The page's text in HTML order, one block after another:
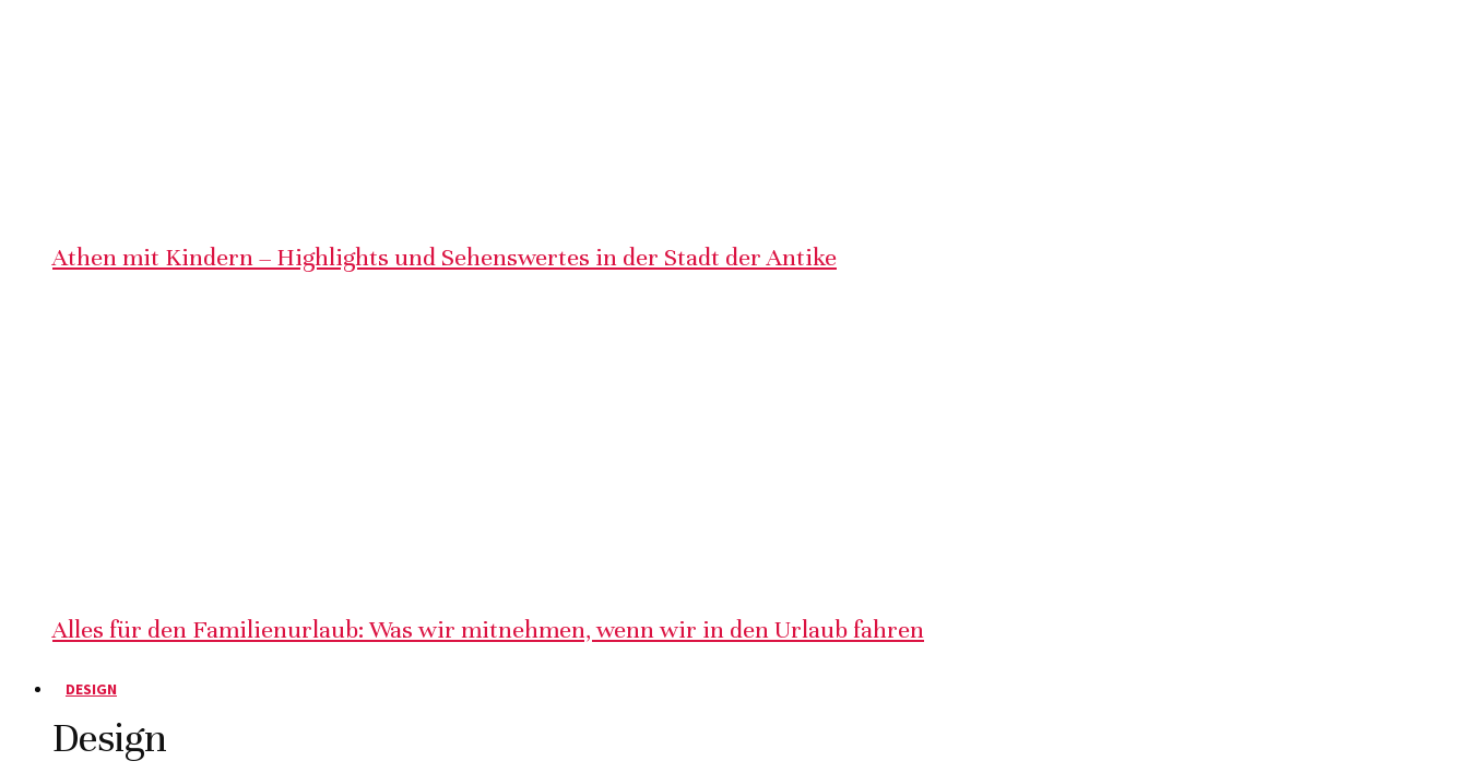
Athen mit Kindern – Highlights und Sehenswertes in der Stadt der Antike
Alles für den Familienurlaub: Was wir mitnehmen, wenn wir in den Urlaub fahren
DESIGN
Design